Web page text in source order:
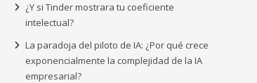
¿Y si Tinder mostrara tu coeficiente
intelectual?
La paradoja del piloto de IA: ¿Por qué crece
exponencialmente la complejidad de la IA
empresarial?